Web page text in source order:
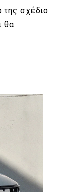
της σχέδιο
θα